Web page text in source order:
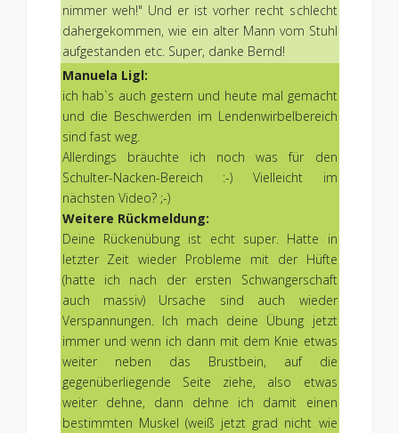
nimmer weh!" Und er ist vorher recht schlecht
dahergekommen, wie ein alter Mann vom Stuhl
aufgestanden etc. Super, danke Bernd!
Manuela Ligl:
ich hab`s auch gestern und heute mal gemacht
und die Beschwerden im Lendenwirbelbereich
sind fast weg.
Allerdings bräuchte ich noch was für den
Schulter-Nacken-Bereich :-) Vielleicht im
nächsten Video? ;-)
Weitere Rückmeldung:
Deine Rückenübung ist echt super. Hatte in
letzter Zeit wieder Probleme mit der Hüfte
(hatte ich nach der ersten Schwangerschaft
auch massiv) Ursache sind auch wieder
Verspannungen. Ich mach deine Übung jetzt
immer und wenn ich dann mit dem Knie etwas
weiter neben das Brustbein, auf die
gegenüberliegende Seite ziehe, also etwas
weiter dehne, dann dehne ich damit einen
bestimmten Muskel (weiß jetzt grad nicht wie